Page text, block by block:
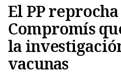
El PP reprocha
Compromís
la
vacunas